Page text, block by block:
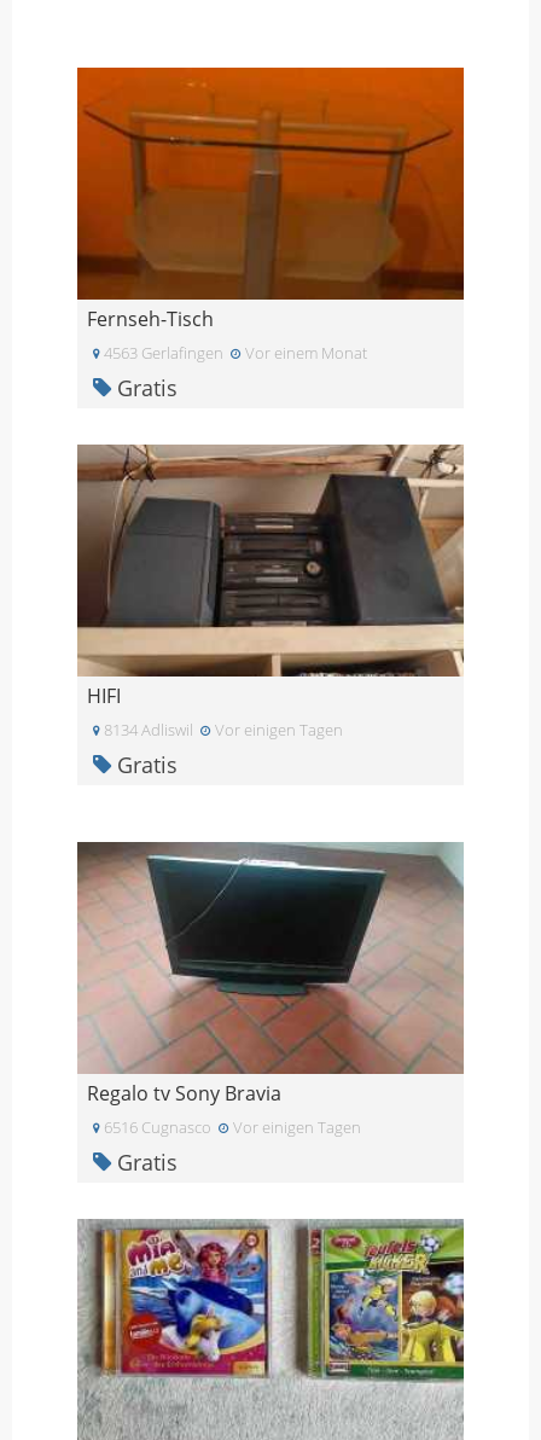
Fernseh-Tisch
4563 Gerlafingen Vor einem Monat
Gratis
HIFI
8134 Adliswil Vor einigen Tagen
Gratis
Regalo tv Sony Bravia
6516 Cugnasco Vor einigen Tagen
Gratis